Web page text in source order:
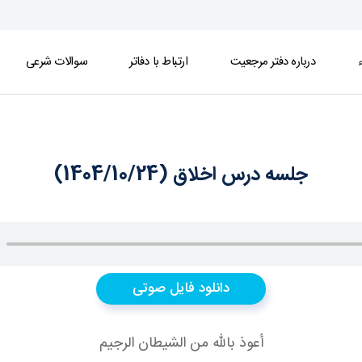
درباره دفتر مرجعیت ارتباط با دفاتر سوالات شرعی
جلسه درس اخلاق (1404/10/24)
دانلود فایل صوتی
أعوذ بالله من الشيطان الرجيم